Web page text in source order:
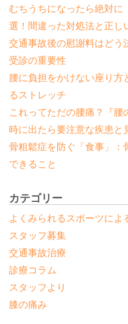
むちうちになったら絶対
選！間違った対処法と正し
交通事故後の慰謝料はどう
受診の重要性
腰に負担をかけない座り
るストレッチ
これってただの腰痛？『
時に出たら要注意な疾患と
骨粗鬆症を防ぐ「食事」：
できること
カテゴリー
よくみられるスポーツによ
スタッフより
スタッフ募集
交通事故治療
膝の痛み
診療コラム